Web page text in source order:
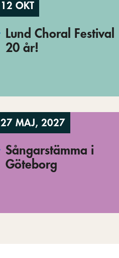
12 OKT
Lund Choral Festival
20 år!
27 MAJ, 2027
Sångarstämma i
Göteborg